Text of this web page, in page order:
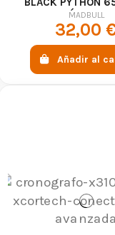
PRECISIÓN Y
MEJORADA
MADBULL
32,00
Añadir al